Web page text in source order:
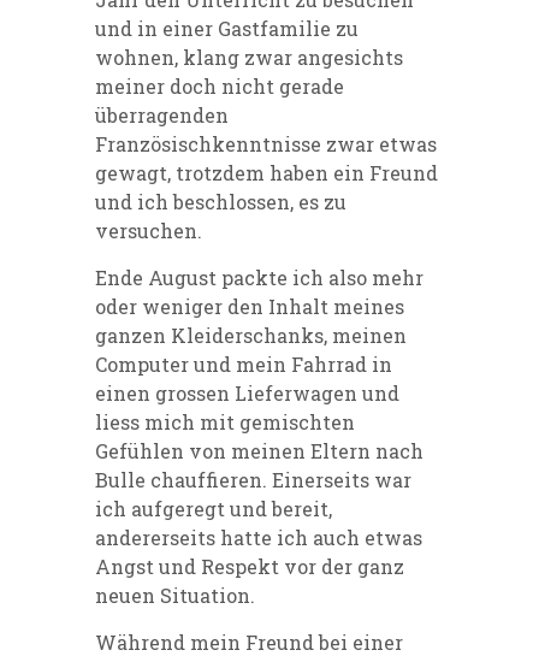
und in einer Gastfamilie zu
wohnen, klang zwar angesichts
meiner doch nicht gerade
überragenden
Französischkenntnisse zwar etwas
gewagt, trotzdem haben ein Freund
und ich beschlossen, es zu
versuchen.
Ende August packte ich also mehr
oder weniger den Inhalt meines
ganzen Kleiderschanks, meinen
Computer und mein Fahrrad in
einen grossen Lieferwagen und
liess mich mit gemischten
Gefühlen von meinen Eltern nach
Bulle chauffieren. Einerseits war
ich aufgeregt und bereit,
andererseits hatte ich auch etwas
Angst und Respekt vor der ganz
neuen Situation.
Während mein Freund bei einer